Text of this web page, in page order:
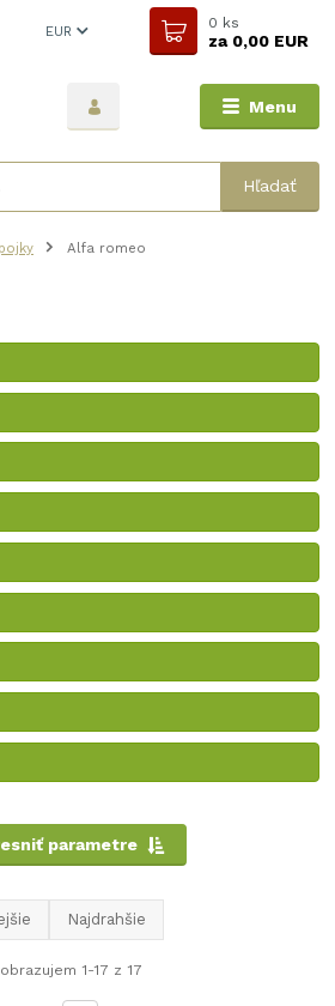
Menu
EUR
Hľadať
0 ks
za0,00 EUR
Alfa romeo
parametre
Najdrahšie
1-17 z 17